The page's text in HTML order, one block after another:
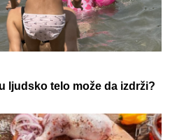
ljudsko telo može da izdrži?